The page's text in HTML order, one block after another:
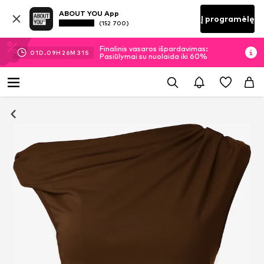
ABOUT YOU App
(152 700) Į programėlę
01D.09H 26M 31 S
Finalinis vasaros išpardavimas:
Pasiūlymai su nuolaida iki 60%